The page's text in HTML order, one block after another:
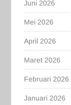
Juni 2026
Mei 2026
April 2026
Maret 2026
Februari 2026
Januari 2026